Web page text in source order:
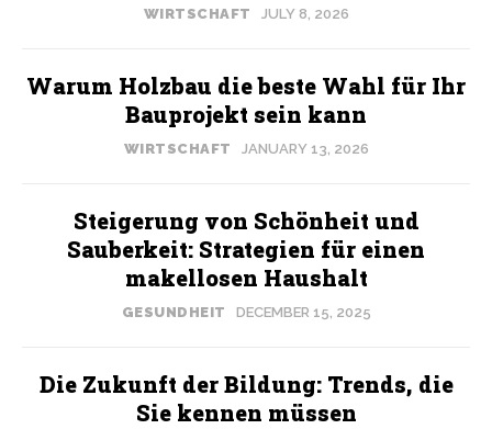
WIRTSCHAFT JULY 8, 2026
Warum Holzbau die beste Wahl für Ihr
Bauprojekt sein kann
WIRTSCHAFT JANUARY 13, 2026
Steigerung von Schönheit und
Sauberkeit: Strategien für einen
makellosen Haushalt
GESUNDHEIT DECEMBER 15, 2025
Die Zukunft der Bildung: Trends, die
Sie kennen müssen